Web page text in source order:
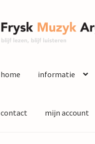
Ga
door
Ga
naar
home informatie
contact mijn account